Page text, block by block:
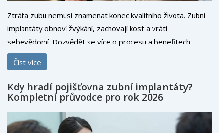
Ztráta zubu nemusí znamenat konec kvalitního života. Zubní
implantáty obnoví žvýkání, zachovají kost a vrátí
sebevědomí. Dozvědět se více o procesu a benefitech.
Číst více
Kdy hradí pojišťovna zubní implantáty?
Kompletní průvodce pro rok 2026